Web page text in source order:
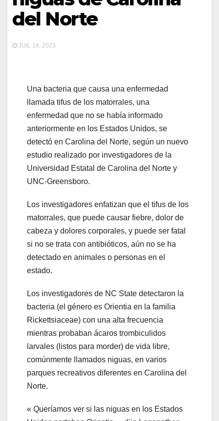
del Norte
JUIL 14, 2023
Una bacteria que causa una enfermedad
llamada tifus de los matorrales, una
enfermedad que no se había informado
anteriormente en los Estados Unidos, se
detectó en Carolina del Norte, según un nuevo
estudio realizado por investigadores de la
Universidad Estatal de Carolina del Norte y
UNC-Greensboro.
Los investigadores enfatizan que el tifus de los
matorrales, que puede causar fiebre, dolor de
cabeza y dolores corporales, y puede ser fatal
si no se trata con antibióticos, aún no se ha
detectado en animales o personas en el
estado.
Los investigadores de NC State detectaron la
bacteria (el género es Orientia en la familia
Rickettsiaceae) con una alta frecuencia
mientras probaban ácaros trombiculidos
larvales (listos para morder) de vida libre,
comúnmente llamados niguas, en varios
parques recreativos diferentes en Carolina del
Norte.
« Queríamos ver si las niguas en los Estados